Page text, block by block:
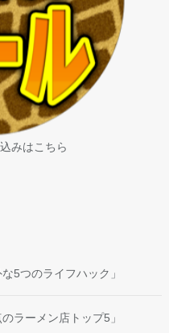
みはこちら
5つのライフハック」
ラーメン店トップ5」